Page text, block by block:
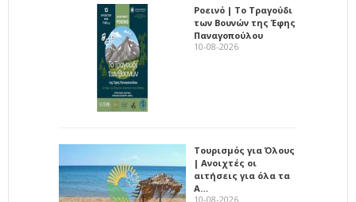
Ροεινό | Το Τραγούδι
των Βουνών της Έφης
Παναγοπούλου
10-08-2026
Τουρισμός για Όλους
| Ανοιχτές οι
αιτήσεις για όλα τα
Α…
10-08-2026